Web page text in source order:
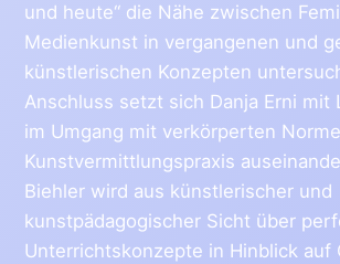
und heute“ die Nähe zwischen
Medienkunst in vergangenen und
künstlerischen Konzepten
Anschluss setzt sich Danja Erni mit
im Umgang mit verkörperten
Kunstvermittlungspraxis
Biehler wird aus künstlerischer und
kunstpädagogischer Sicht über
Unterrichtskonzepte in Hinblick auf